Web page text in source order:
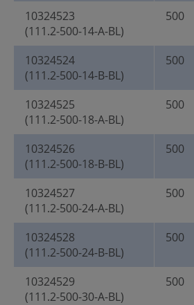
10324523
(111.2-500-14-A-BL)
500
10324524
(111.2-500-14-B-BL)
500
10324525
(111.2-500-18-A-BL)
500
10324526
(111.2-500-18-B-BL)
500
10324527
(111.2-500-24-A-BL)
500
10324528
(111.2-500-24-B-BL)
500
10324529
(111.2-500-30-A-BL)
500